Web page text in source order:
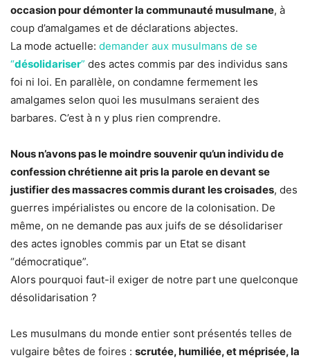
occasion pour démonter la communauté musulmane, à
coup d’amalgames et de déclarations abjectes.
La mode actuelle: demander aux musulmans de se
“désolidariser” des actes commis par des individus sans
foi ni loi. En parallèle, on condamne fermement les
amalgames selon quoi les musulmans seraient des
barbares. C’est à n y plus rien comprendre.
Nous n’avons pas le moindre souvenir qu’un individu de
confession chrétienne ait pris la parole en devant se
justifier des massacres commis durant les croisades, des
guerres impérialistes ou encore de la colonisation. De
même, on ne demande pas aux juifs de se désolidariser
des actes ignobles commis par un Etat se disant
“démocratique”.
Alors pourquoi faut-il exiger de notre part une quelconque
désolidarisation ?
Les musulmans du monde entier sont présentés telles de
vulgaire bêtes de foires : scrutée, humiliée, et méprisée, la